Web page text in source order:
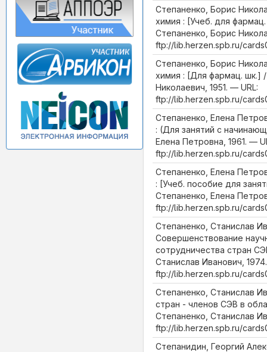
Степаненко, Борис
химия : [Учеб. для
Степаненко, Борис
ftp://lib.herzen.spb.ru/
Степаненко, Борис
химия : [Для фармац. шк.]
Николаевич, 1951. — URL:
ftp://lib.herzen.spb.ru/
Степаненко, Елена
: (Для занятий с
Елена Петровна, 1961. —
ftp://lib.herzen.spb.ru/
Степаненко, Елена
: [Учеб. пособие для
Степаненко, Елена
ftp://lib.herzen.spb.ru/
Степаненко, Станислав
Совершенствование
сотрудничества стран
Станислав Иванович,
ftp://lib.herzen.spb.ru/
Степаненко, Станислав
стран - членов СЭВ в
Степаненко, Станислав
ftp://lib.herzen.spb.ru/
Степанидин, Георгий